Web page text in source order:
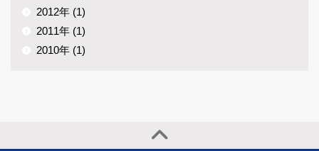
2012年 (1)
2011年 (1)
2010年 (1)